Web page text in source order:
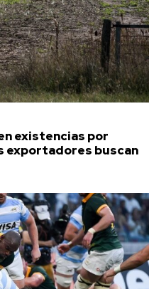
existencias por
exportadores buscan